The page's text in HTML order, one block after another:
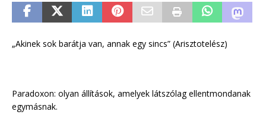
„Akinek sok barátja van, annak egy sincs” (Arisztotelész)
Paradoxon: olyan állítások, amelyek látszólag ellentmondanak
egymásnak.